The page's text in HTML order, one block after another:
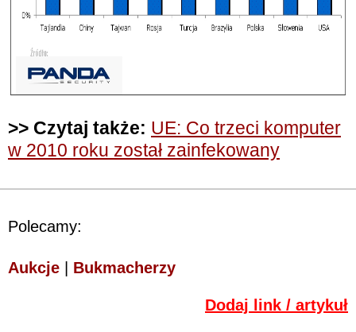
>> Czytaj także: UE: Co trzeci komputer
w 2010 roku został zainfekowany
Polecamy:
Aukcje | Bukmacherzy
Dodaj link / artykuł